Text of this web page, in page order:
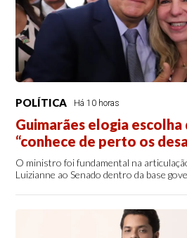
POLÍTICA Há 10 horas
Guimarães elogia escolha
“conhece de perto os
O ministro foi fundamental na
Luizianne ao Senado dentro da base